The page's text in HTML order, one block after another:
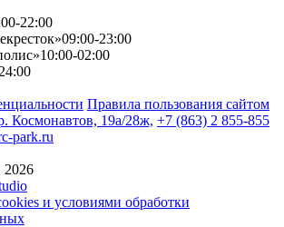
22:00
09:00-23:00
10:00-02:00
Правила пользования сайтом
Космонавтов, 19а/28ж, +7 (863) 2 855-855
park.ru
2026
и условиями обработки